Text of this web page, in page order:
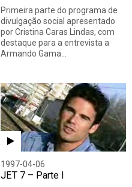
Primeira parte do programa de
divulgação social apresentado
por Cristina Caras Lindas, com
destaque para a entrevista a
Armando Gama…
1997-04-06
JET 7 – Parte I